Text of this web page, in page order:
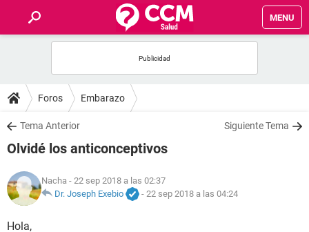
MENU
FOROS
SALUD
NUTRICIÓN
BIENESTAR
Foros Embarazo
Tema Anterior Siguiente Tema
Olvidé los anticonceptivos
Nacha - 22 sep 2018 a las 02:37
Dr. Joseph Exebio
- 22 sep 2018 a las 04:24
Hola,